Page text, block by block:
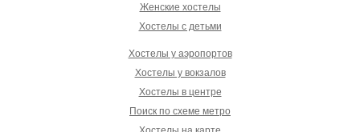
Женские хостелы
Хостелы с детьми
Хостелы у аэропортов
Хостелы у вокзалов
Хостелы в центре
Поиск по схеме метро